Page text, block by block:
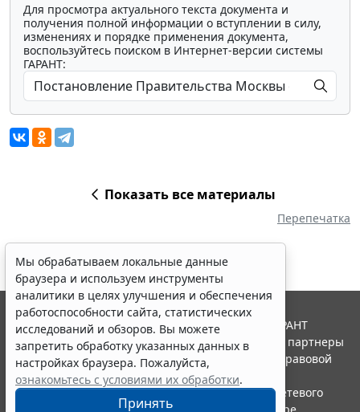
Для просмотра актуального текста документа и
получения полной информации о вступлении в силу,
изменениях и порядке применения документа,
воспользуйтесь поиском в Интернет-версии системы
ГАРАНТ:
Показать все материалы
Перепечатка
Мы обрабатываем локальные данные
браузера и используем инструменты
аналитики в целях улучшения и обеспечения
работоспособности сайта, статистических
исследований и обзоров. Вы можете
запретить обработку указанных данных в
настройках браузера. Пожалуйста,
ознакомьтесь с условиями их обработки.
Принять
© ООО "НПП "ГАРАНТ-СЕРВИС", 2026. Система ГАРАНТ
выпускается с 1990 года. Компания "Гарант" и ее партнеры
являются участниками Российской ассоциации правовой
информации ГАРАНТ.
Портал ГАРАНТ.РУ зарегистрирован в качестве сетевого
издания Федеральной службой по надзору в сфере